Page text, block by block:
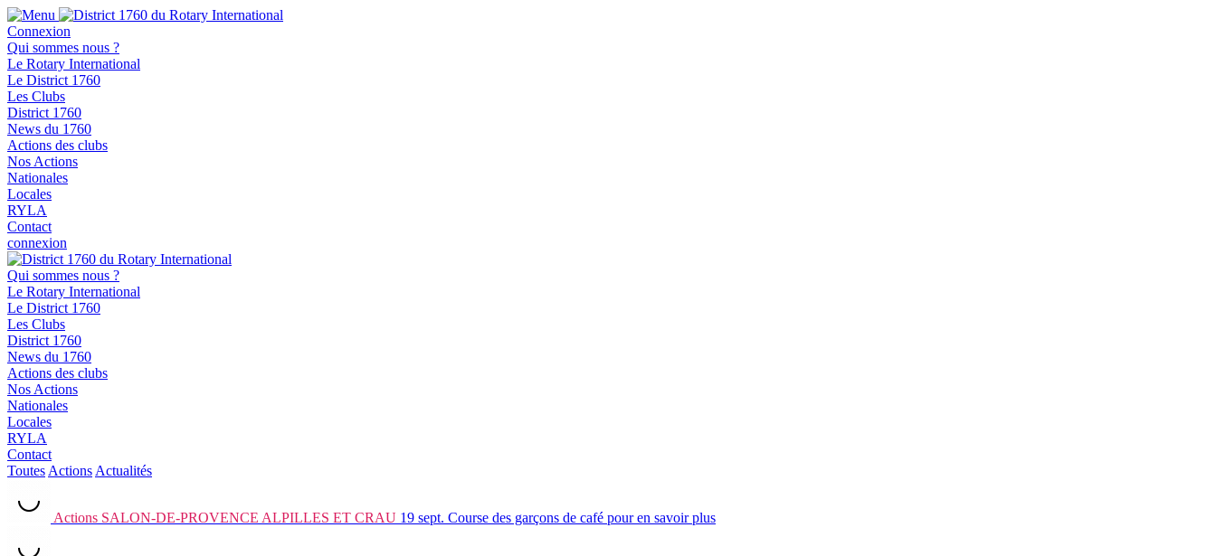
Connexion
Qui sommes nous ?
Le Rotary International
Le District 1760
Les Clubs
District 1760
News du 1760
Actions des clubs
Nos Actions
Nationales
Locales
RYLA
Contact
connexion
Qui sommes nous ?
Le Rotary International
Le District 1760
Les Clubs
District 1760
News du 1760
Actions des clubs
Nos Actions
Nationales
Locales
RYLA
Contact
Toutes Actions Actualités
Actions SALON-DE-PROVENCE ALPILLES ET CRAU 19 sept. Course des garçons de café pour en savoir plus